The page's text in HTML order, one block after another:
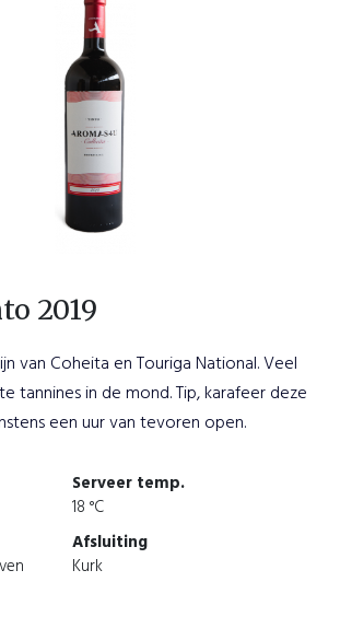
2019
van Coheita en Touriga National. Veel
tannines in de mond. Tip, karafeer deze
een uur van tevoren open.
Serveer temp.
18 °C
Afsluiting
Kurk